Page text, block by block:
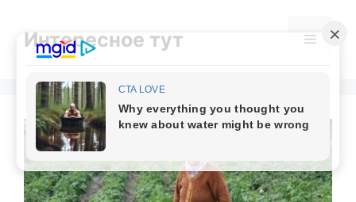
contentИнтересное тут Menu